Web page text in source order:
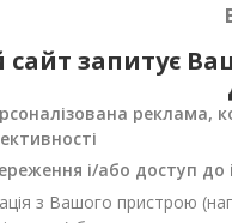
до
незабутню
якщо ви
свята.
сайт запитує
реклама,
і/або доступ
з Вашого пристрою